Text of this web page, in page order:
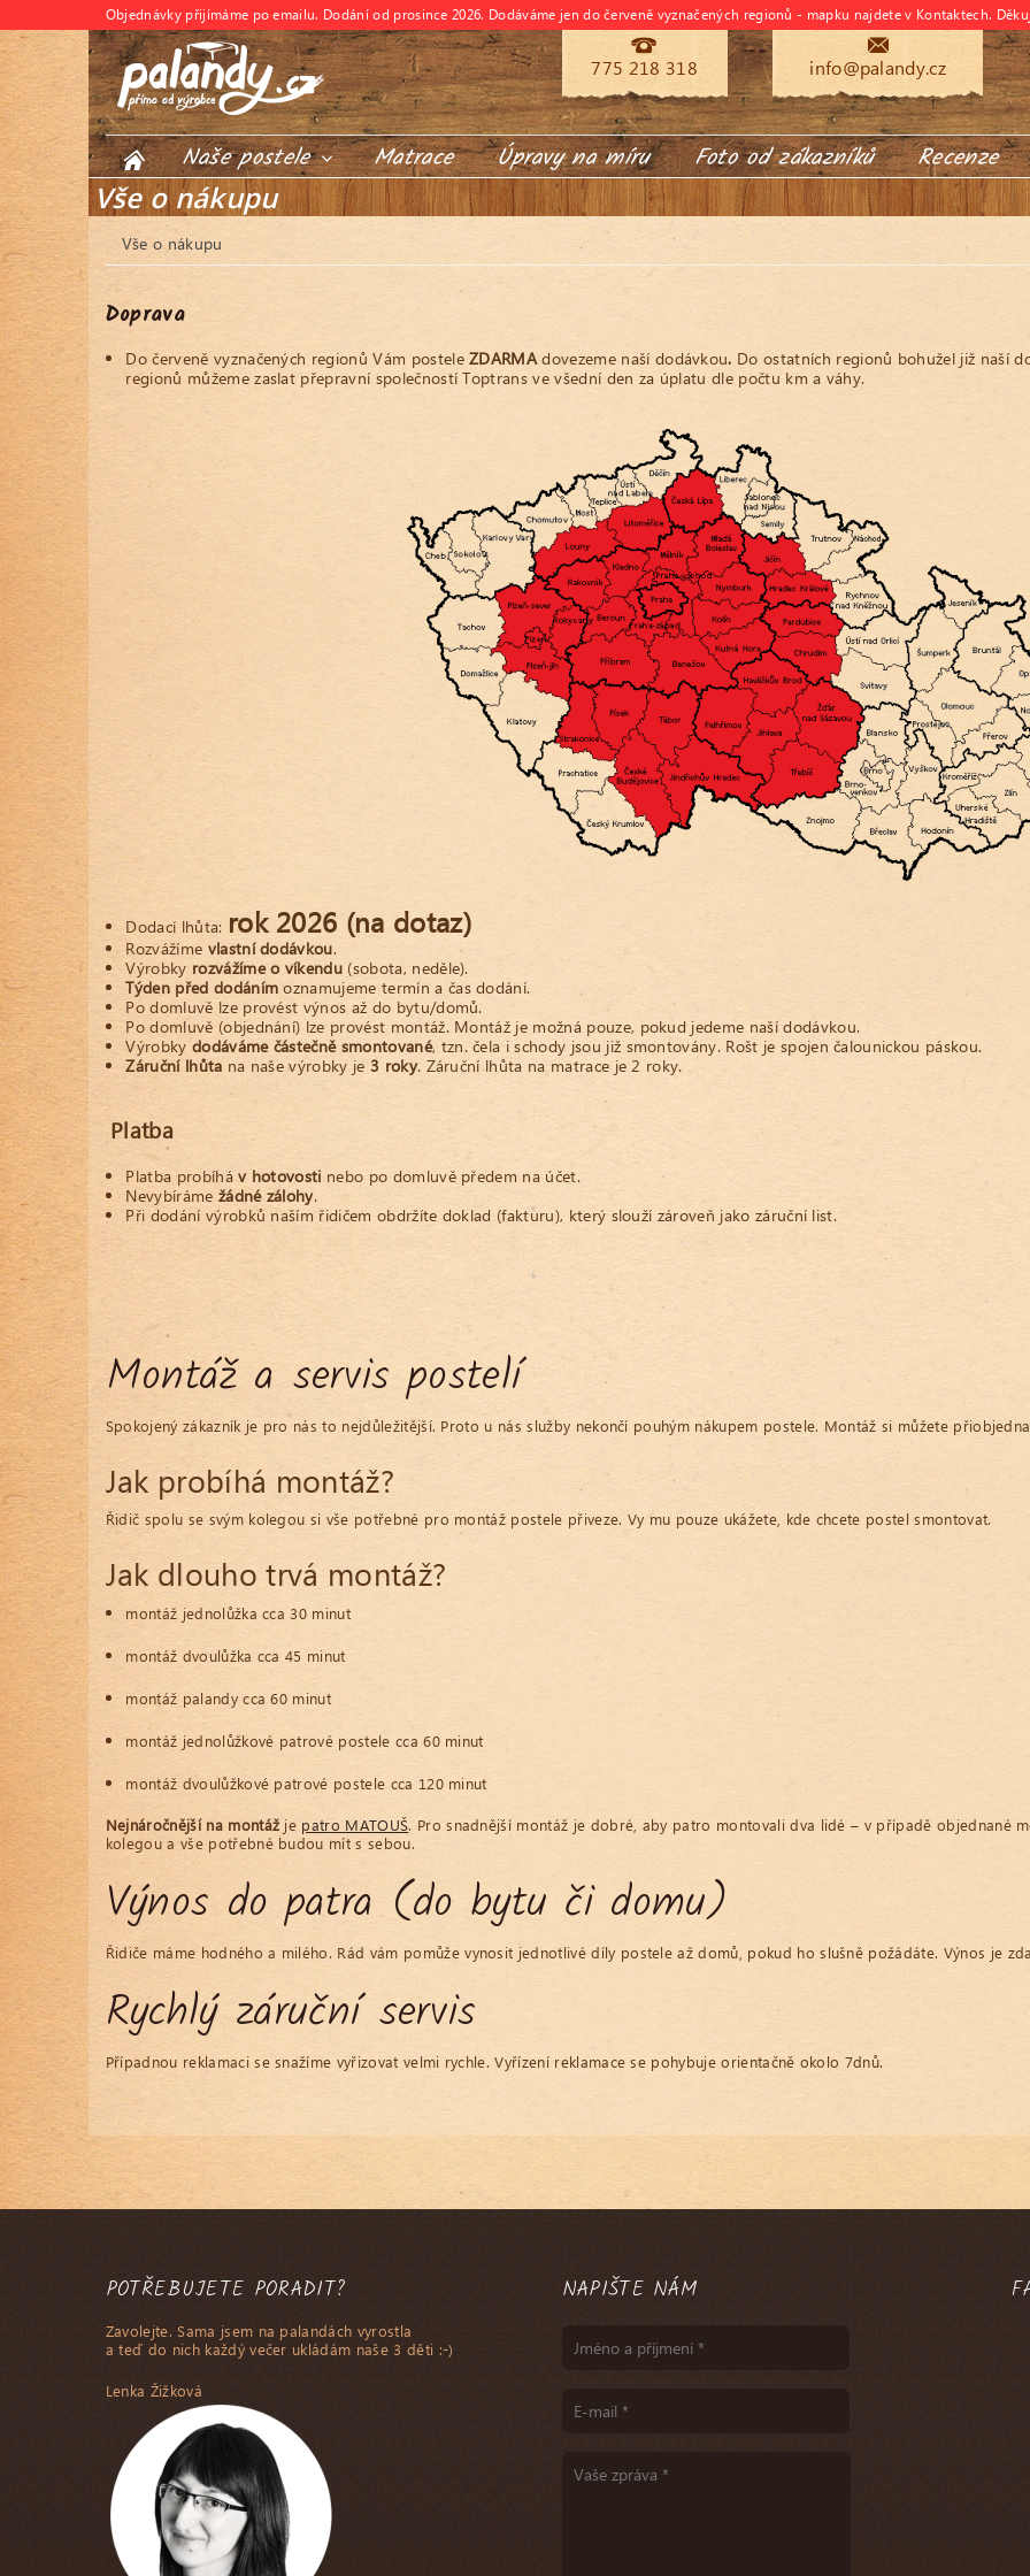
Objednávky přijímáme po emailu. Dodání od prosince 2026. Dodáváme jen do červeně vyznačených regionů - mapku najdete v Kontaktech.
775 218 318 info@palandy.cz
Naše postele Matrace Úpravy na míru Foto od zákazníků Recenze
Vše o nákupu
Vše o nákupu
Doprava
Do červeně vyznačených regionů Vám posteleZDARMAdovezeme naší dodávkou. Do ostatních regionů bohužel již naší
regionů můžeme zaslat přepravní společností Toptrans ve všední den za úplatu dle počtu km a váhy.
Dodací lhůta: rok 2026 (na dotaz)
Rozvážíme vlastní dodávkou.
Výrobky rozvážíme o víkendu (sobota, neděle).
Týden před dodáním oznamujeme termín a čas dodání.
Po domluvě lze provést výnos až do bytu/domů.
Po domluvě (objednání) lze provést montáž. Montáž je možná pouze, pokud jedeme naší dodávkou.
Výrobkydodáváme částečně smontované, tzn. čela i schody jsou již smontovány. Rošt je spojen čalounickou páskou.
Záruční lhůta na naše výrobky je 3 roky. Záruční lhůta na matrace je 2 roky.
Platba
Platba probíháv hotovosti nebo po domluvě předem na účet.
Nevybíráme žádné zálohy.
Při dodání výrobků naším řidičem obdržíte doklad (fakturu), který slouží zároveň jako záruční list.
Montáž a servis postelí
Spokojený zákazník je pro nás to nejdůležitější. Proto u nás služby nekončí pouhým nákupem postele. Montáž si můžete
Jak probíhá montáž?
Řidič spolu se svým kolegou si vše potřebné pro montáž postele přiveze. Vy mu pouze ukážete, kde chcete postel smontovat.
Jak dlouho trvá montáž?
montáž jednolůžka cca 30 minut
montáž dvoulůžka cca 45 minut
montáž palandy cca 60 minut
montáž jednolůžkové patrové postele cca 60 minut
montáž dvoulůžkové patrové postele cca 120 minut
Nejnáročnější na montáž je patro MATOUŠ. Pro snadnější montáž je dobré, aby patro montovali dva lidé – v případě objednané
kolegou a vše potřebné budou mít s sebou.
Výnos do patra (do bytu či domu)
Řidiče máme hodného a milého. Rád vám pomůže vynosit jednotlivé díly postele až domů, pokud ho slušně požádáte. Výnos je
Rychlý záruční servis
Případnou reklamaci se snažíme vyřizovat velmi rychle. Vyřízení reklamace se pohybuje orientačně okolo 7dnů.
POTŘEBUJETE PORADIT?
Zavolejte. Sama jsem na palandách vyrostla
a teď do nich každý večer ukládám naše 3 děti :-)
Lenka Žižková
NAPIŠTE NÁM